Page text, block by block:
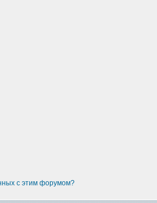
с этим форумом?